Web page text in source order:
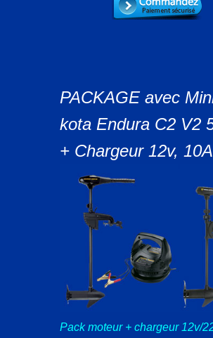
PACKAGE avec
kota Endura C2 V2
+ Chargeur 12v,
Pack moteur + chargeur 12v/